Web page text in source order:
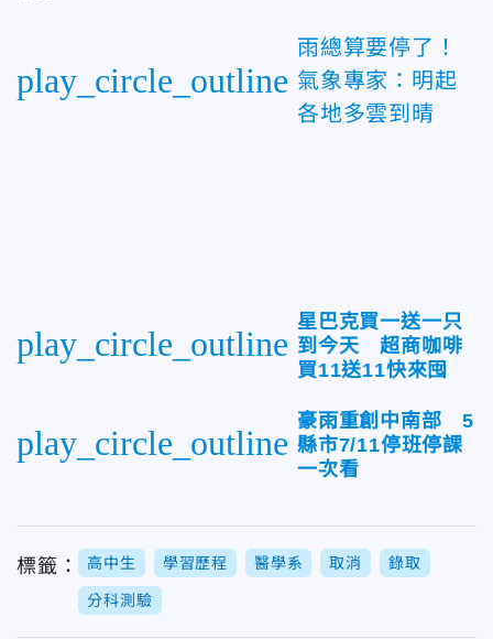
play_circle_outline
雨總算要停了！
氣象專家：明起
各地多雲到晴
play_circle_outline
星巴克買一送一只
到今天 超商咖啡
買11送11快來囤
play_circle_outline
豪雨重創中南部 5
縣市7/11停班停課
一次看
標籤： 高中生 學習歷程 醫學系 取消 錄取
分科測驗